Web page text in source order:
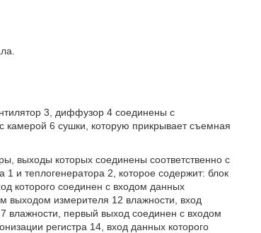
3, диффузор 4 соединены с
камерой 6 сушки, которую прикрывает съемная
выходы которых соединены соответственно с
и теплогенератора 2, которое содержит: блок
которого соединен с входом данных
выходом измерителя 12 влажности, вход
влажности, первый выход соединен с входом
регистра 14, вход данных которого